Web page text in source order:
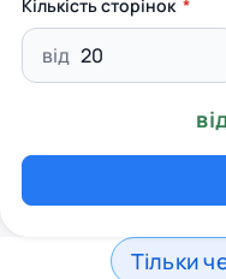
Кількість сторінок
від
Тільки